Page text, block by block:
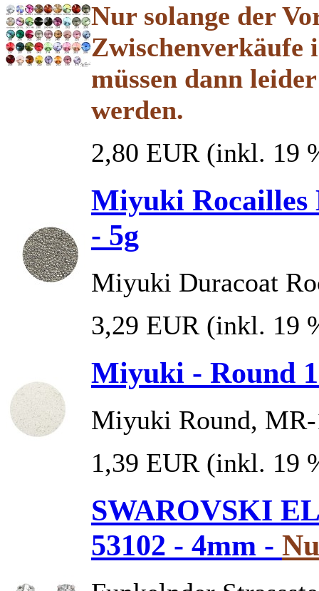
Nur solange der
müssen dann
werden.
2,80 EUR (inkl. 19
Miyuki Rocailles
- 5g
Miyuki Duracoat
3,29 EUR (inkl. 19
Miyuki - Round
Miyuki Round, MR-
1,39 EUR (inkl. 19
SWAROVSKI
53102 - 4mm -